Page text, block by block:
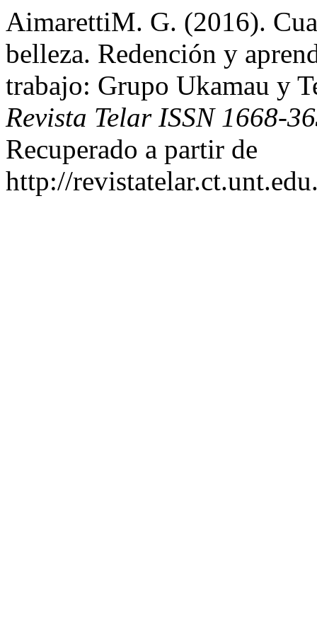
AimarettiM. G. (2016).
belleza. Redención y
trabajo: Grupo Ukamau y
Revista Telar ISSN 1668-
Recuperado a partir de
http://